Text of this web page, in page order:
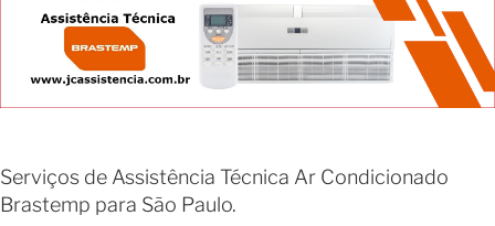
Serviços de Assistência Técnica Ar Condicionado
Brastemp para São Paulo.